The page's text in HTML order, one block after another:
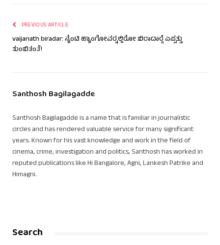
PREVIOUS ARTICLE
vaijanath biradar: ನೈಂಟಿ ಹ್ಯಾಂಗೋವರ್‍ನಲ್ಲಿರೋ ಬಿರಾದಾರ್‍ಗೆ ಎಪ್ಪತ್ತು
ತುಂಬಿತಂತೆ!
Santhosh Bagilagadde
Santhosh Bagilagadde is a name that is familiar in journalistic
circles and has rendered valuable service for many significant
years. Known for his vast knowledge and work in the field of
cinema, crime, investigation and politics, Santhosh has worked in
reputed publications like Hi Bangalore, Agni, Lankesh Patrike and
Himagni.
Search